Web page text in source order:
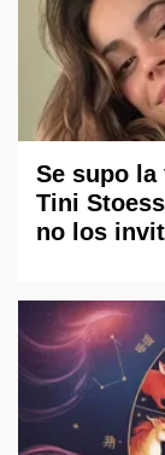
Se supo la
Tini
no los